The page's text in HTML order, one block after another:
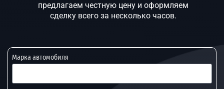
предлагаем честную цену и оформляем
сделку всего за несколько часов.
Марка автомобиля